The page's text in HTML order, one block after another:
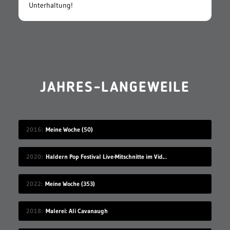
Unterhaltung!
JAHRES-LANGEWEILE
2016 Meine Woche (50)
2020 Haldern Pop Festival Live-Mitschnitte im Videostream (2008-2019)
2022 Meine Woche (353)
2018 Malerei: Ali Cavanaugh